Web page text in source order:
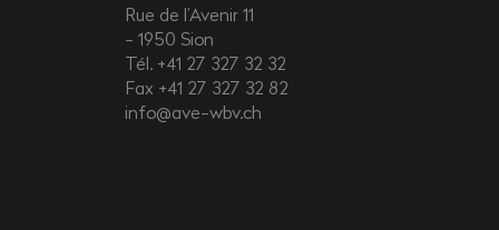
Rue de l’Avenir 11
1950 Sion
Tél. +41 27 327 32 32
Fax +41 27 327 32 82
info@ave-wbv.ch